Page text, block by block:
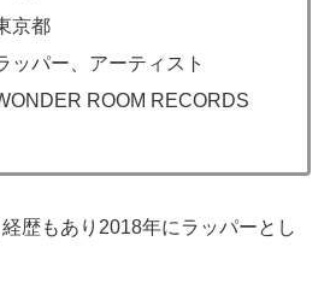
都
ー、アーティスト
ROOM RECORDS
歴もあり2018年にラッパーとし